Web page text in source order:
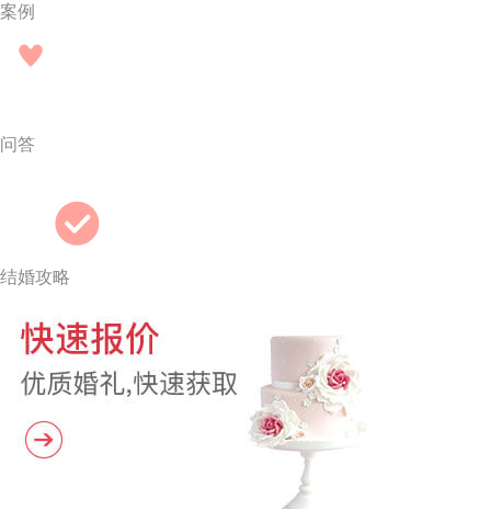
案例
问答
结婚攻略